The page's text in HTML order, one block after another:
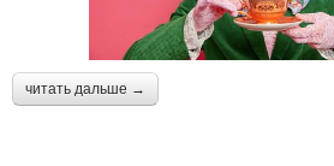
читать дальше →